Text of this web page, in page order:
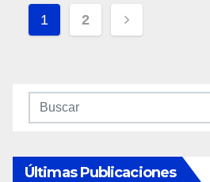
Navegación
De
1 2
Últimas Publicaciones